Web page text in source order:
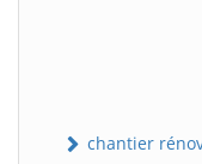
chantier